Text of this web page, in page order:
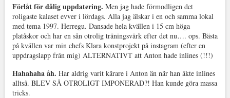
Förlåt för dålig uppdatering. Men jag hade förmodligen det
roligaste kalaset evver i lördags. Alla jag älskar i en och samma lokal
med tema 1997. Herregu. Dansade hela kvällen i 15 cm höga
platåskor och har en sån otrolig träningsvärk efter det nu…. ops. Bästa
på kvällen var min chefs Klara konstprojekt på instagram (efter en
uppdragslapp från mig) ALTERNATIVT att Anton hade inlines (!!!)
Hahahaha åh. Har aldrig varit kärare i Anton än när han åkte inlines
alltså. BLEV SÅ OTROLIGT IMPONERAD?! Han kunde göra massa
tricks.